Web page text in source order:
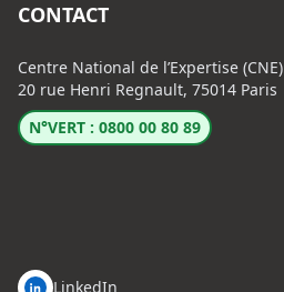
CONTACT
Centre National de l’Expertise (CNE)
20 rue Henri Regnault, 75014 Paris
N°VERT : 0800 00 80 89
LinkedIn